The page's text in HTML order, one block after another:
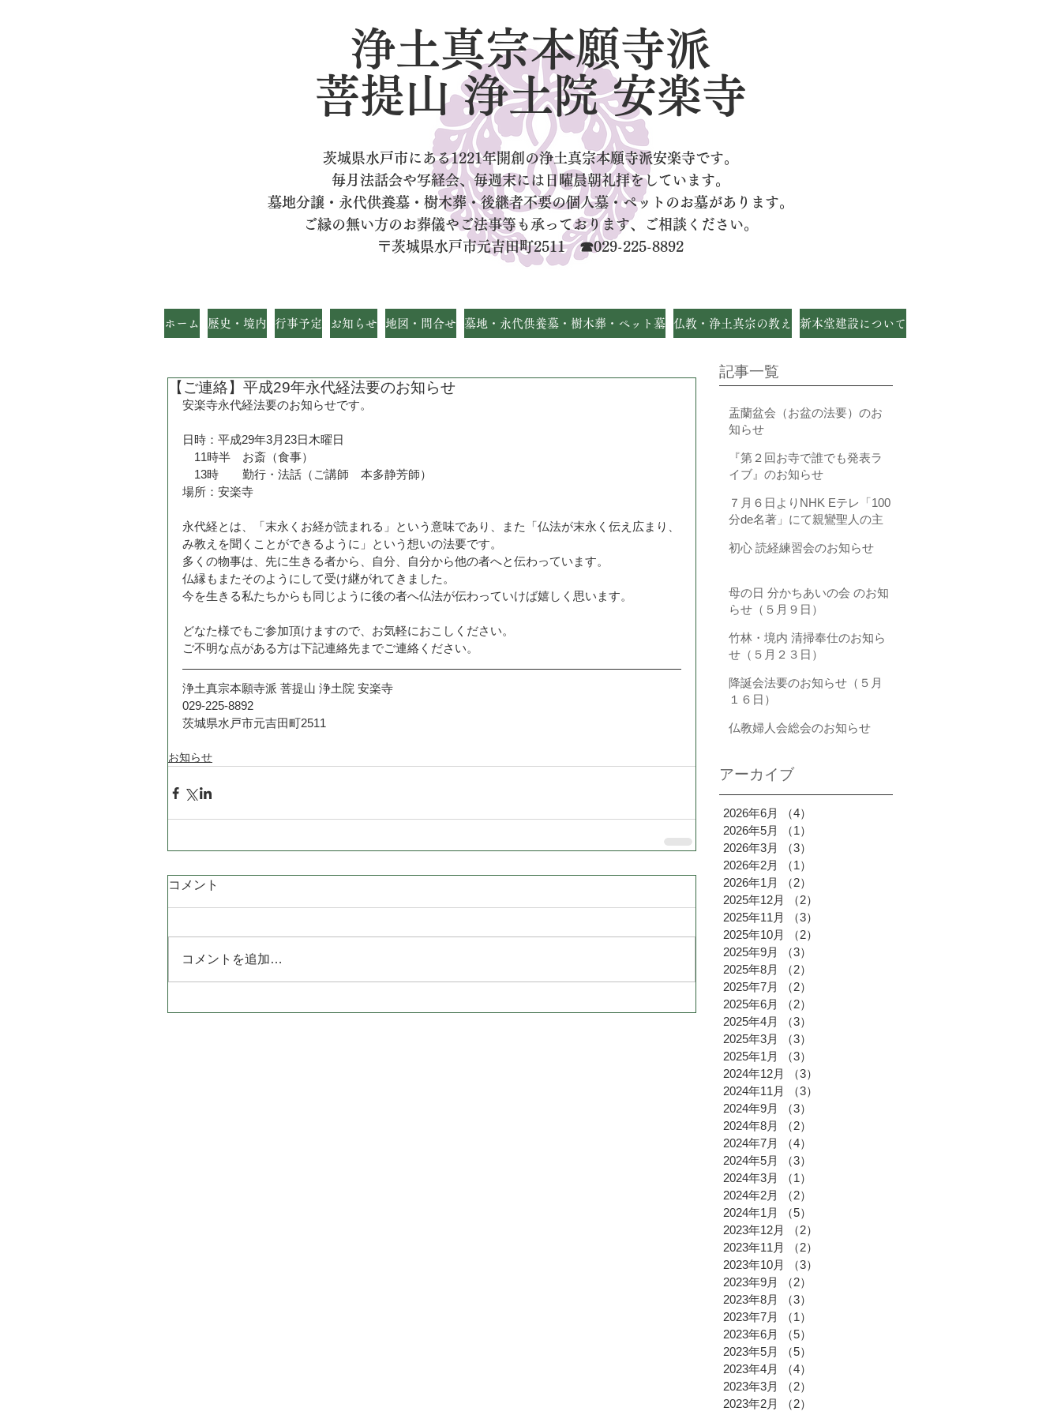
浄土真宗本願寺派
菩提山 浄土院 安楽寺
茨城県水戸市にある1221年開創の浄土真宗本願寺派安楽寺です。
毎月法話会や写経会、毎週末には日曜晨朝礼拝をしています。
墓地分譲・永代供養墓・樹木葬・後継者不要の個人墓・ペットのお墓があります。
ご縁の無い方のお葬儀やご法事等も承っております、ご相談ください。
〒茨城県水戸市元吉田町2511 ☎029-225-8892
ホーム 歴史・境内 行事予定 お知らせ 地図・問合せ 墓地・永代供養墓・樹木葬・ペット墓 仏教・浄土真宗の教え 新本堂建設について
【ご連絡】平成29年永代経法要のお知らせ
安楽寺永代経法要のお知らせです。
日時：平成29年3月23日木曜日
11時半　お斎（食事）
13時　　勤行・法話（ご講師　本多静芳師）
場所：安楽寺
永代経とは、「末永くお経が読まれる」という意味であり、また「仏法が末永く伝え広まり、
み教えを聞くことができるように」という想いの法要です。
多くの物事は、先に生きる者から、自分、自分から他の者へと伝わっています。
仏縁もまたそのようにして受け継がれてきました。
今を生きる私たちからも同じように後の者へ仏法が伝わっていけば嬉しく思います。
どなた様でもご参加頂けますので、お気軽におこしください。
ご不明な点がある方は下記連絡先までご連絡ください。
浄土真宗本願寺派 菩提山 浄土院 安楽寺
029-225-8892
茨城県水戸市元吉田町2511
お知らせ
コメント
コメントを追加…
記事一覧
盂蘭盆会（お盆の法要）のお
知らせ
『第２回お寺で誰でも発表ラ
イブ』のお知らせ
７月６日よりNHK Eテレ「100
分de名著」にて親鸞聖人の主
ぎょうしんしょう）』が全4回
初心 読経練習会のお知らせ
母の日 分かちあいの会 のお知
らせ（５月９日）
竹林・境内 清掃奉仕のお知ら
せ（５月２３日）
降誕会法要のお知らせ（５月
１６日）
仏教婦人会総会のお知らせ
アーカイブ
2026年6月 （4）
2026年5月
（1）
2026年3月
（3）
2026年2月
（1）
2026年1月
（2）
2025年12月
（2）
2025年11月
（3）
2025年10月
（2）
2025年9月
（3）
2025年8月
（2）
2025年7月
（2）
2025年6月
（2）
2025年4月
（3）
2025年3月
（3）
2025年1月
（3）
2024年12月
（3）
2024年11月
（3）
2024年9月
（3）
2024年8月
（2）
2024年7月
（4）
2024年5月
（3）
2024年3月
（1）
2024年2月
（2）
2024年1月
（5）
2023年12月
（2）
2023年11月
（2）
2023年10月
（3）
2023年9月
（2）
2023年8月
（3）
2023年7月
（1）
2023年6月
（5）
2023年5月
（5）
2023年4月
（4）
2023年3月
（2）
2023年2月
（2）